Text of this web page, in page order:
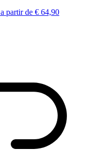
a partir de € 64,90